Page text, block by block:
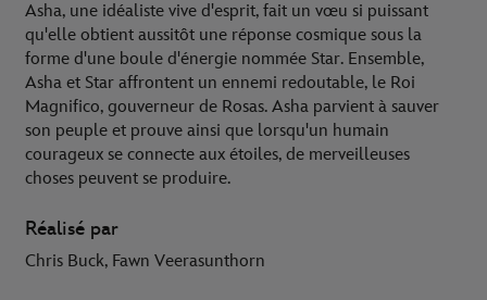
Asha, une idéaliste vive d'esprit, fait un vœu si puissant
qu'elle obtient aussitôt une réponse cosmique sous la
forme d'une boule d'énergie nommée Star. Ensemble,
Asha et Star affrontent un ennemi redoutable, le Roi
Magnifico, gouverneur de Rosas. Asha parvient à sauver
son peuple et prouve ainsi que lorsqu'un humain
courageux se connecte aux étoiles, de merveilleuses
choses peuvent se produire.
Réalisé par
Chris Buck, Fawn Veerasunthorn